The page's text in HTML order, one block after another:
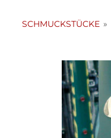
SCHMUCKSTÜCKE »